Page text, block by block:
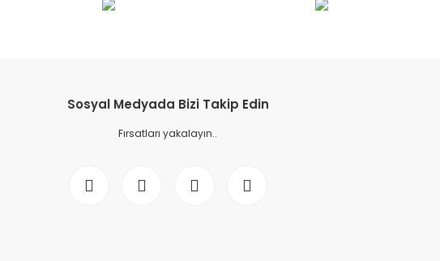
Sosyal Medyada Bizi Takip Edin
Fırsatları yakalayın..